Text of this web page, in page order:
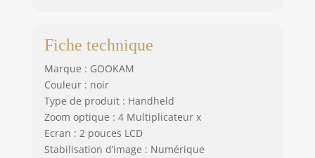
Fiche technique
Marque : GOOKAM
Couleur : noir
Type de produit : Handheld
Zoom optique : 4 Multiplicateur x
Ecran : 2 pouces LCD
Stabilisation d’image : Numérique